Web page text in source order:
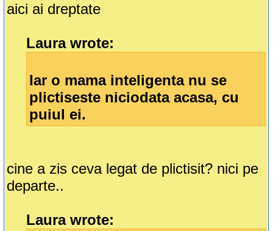
aici ai dreptate
Laura wrote:
Iar o mama inteligenta nu se
plictiseste niciodata acasa, cu
puiul ei.
cine a zis ceva legat de plictisit? nici pe
departe..
Laura wrote: